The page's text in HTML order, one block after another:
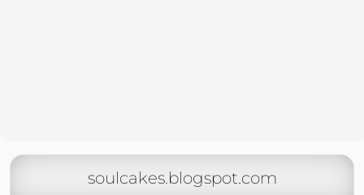
soulcakes.blogspot.com